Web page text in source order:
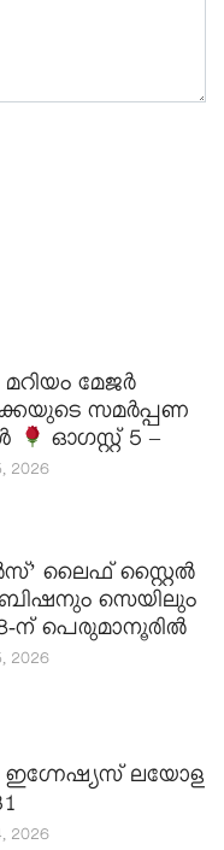
മേജർ
സമർപ്പണ
ഓഗസ്റ്റ് 5 –
2026
ലൈഫ് സ്റ്റൈൽ
സെയിലും
ന് പെരുമാനൂരിൽ
2026
ഇഗ്നേഷ്യസ് ലയോള
2026